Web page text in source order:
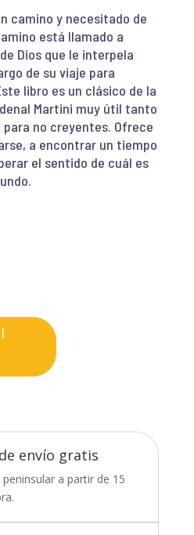
camino y necesitado de
está llamado a
Dios que le interpela
de su viaje para
libro es un clásico de la
Martini muy útil tanto
no creyentes. Ofrece
a encontrar un tiempo
el sentido de cuál es
envío gratis
peninsular a partir de 15